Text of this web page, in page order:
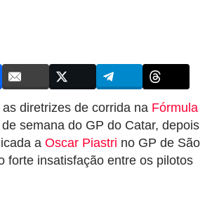
diretrizes de corrida na Fórmula
semana do GP do Catar, depois
a Oscar Piastri no GP de São
forte insatisfação entre os pilotos